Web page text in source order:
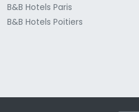
B&B Hotels Paris
B&B Hotels Poitiers